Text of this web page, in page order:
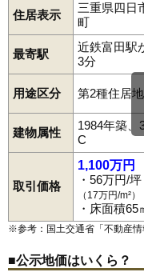
住居表示
三重県四日
町
最寄駅
近鉄富田駅
3分
用途区分 第2種住居
建物属性
1984年築、
C
取引価格
1,100万円
・56万円/坪
（17万円/m²）
・床面積65
※参考：国土交通省「 不動産情
■公示地価はいくら？